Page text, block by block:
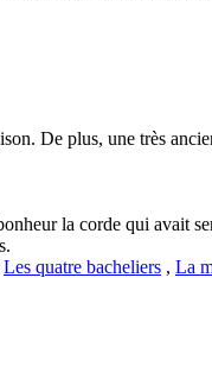
De plus, une très
la corde qui avait
Les quatre bacheliers , La